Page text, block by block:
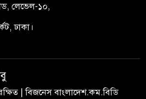
লেভেল-১০,
ঢাকা।
| বিজনেস বাংলাদেশ.কম.বিডি